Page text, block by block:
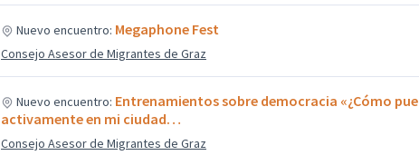
Nuevo encuentro: Megaphone Fest
Consejo Asesor de Migrantes de Graz
Nuevo encuentro: Entrenamientos sobre democracia «¿Cómo
activamente en mi ciudad…
Consejo Asesor de Migrantes de Graz